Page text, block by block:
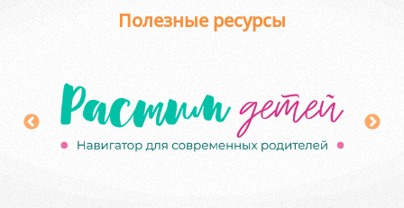
Полезные ресурсы